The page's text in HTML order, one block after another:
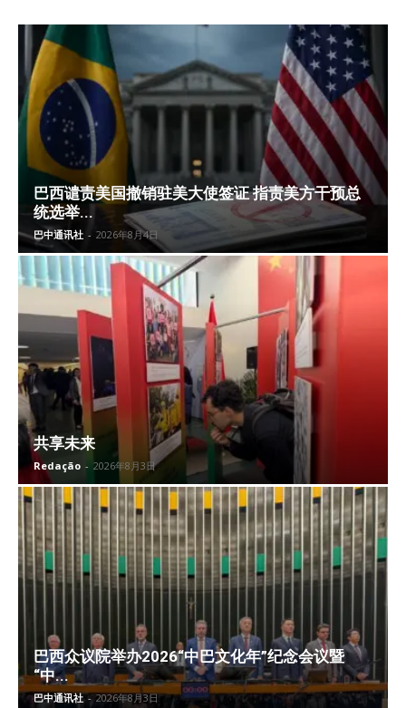
巴西谴责美国撤销驻美大使签证 指责美方干预总
统选举...
巴中通讯社 - 2026年8月4日
共享未来
Redação - 2026年8月3日
巴西众议院举办2026“中巴文化年”纪念会议暨
“中...
巴中通讯社 - 2026年8月3日